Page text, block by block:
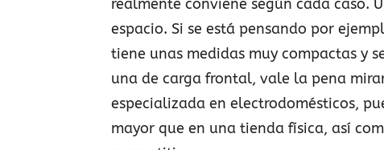
realmente conviene según cada caso.
espacio. Si se está pensando por
tiene unas medidas muy compactas y
una de carga frontal, vale la pena
especializada en electrodomésticos,
mayor que en una tienda física, así